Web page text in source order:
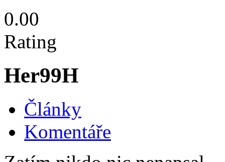
0.00
Rating
Her99H
Články
Komentáře